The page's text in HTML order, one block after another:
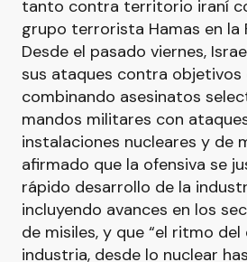
tanto contra territorio iraní
grupo terrorista Hamas en la
Desde el pasado viernes,
sus ataques contra objetivos
combinando asesinatos
mandos militares con
instalaciones nucleares y de
afirmado que la ofensiva se
rápido desarrollo de la
incluyendo avances en los
de misiles, y que “el ritmo
industria, desde lo nuclear